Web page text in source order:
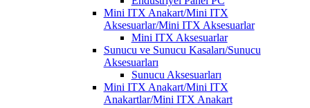
Mini ITX Anakart/Mini ITX
Aksesuarlar/Mini ITX Aksesuarlar
Mini ITX Aksesuarlar
Sunucu ve Sunucu Kasaları/Sunucu
Aksesuarları
Sunucu Aksesuarları
Mini ITX Anakart/Mini ITX
Anakartlar/Mini ITX Anakart